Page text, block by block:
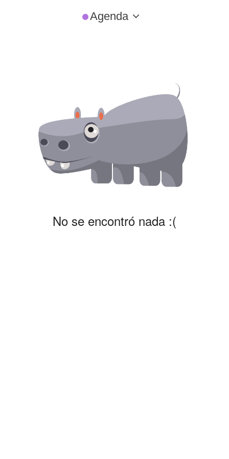
Agenda
No se encontró nada :(